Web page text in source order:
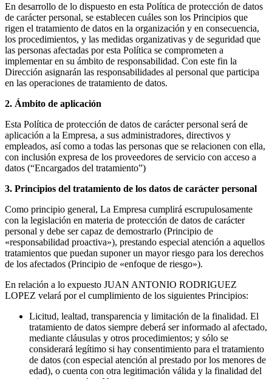
En desarrollo de lo dispuesto en esta Política de protección de datos
de carácter personal, se establecen cuáles son los Principios que
rigen el tratamiento de datos en la organización y en consecuencia,
los procedimientos, y las medidas organizativas y de seguridad que
las personas afectadas por esta Política se comprometen a
implementar en su ámbito de responsabilidad. Con este fin la
Dirección asignarán las responsabilidades al personal que participa
en las operaciones de tratamiento de datos.
2. Ámbito de aplicación
Esta Política de protección de datos de carácter personal será de
aplicación a la Empresa, a sus administradores, directivos y
empleados, así como a todas las personas que se relacionen con ella,
con inclusión expresa de los proveedores de servicio con acceso a
datos (“Encargados del tratamiento”)
3. Principios del tratamiento de los datos de carácter personal
Como principio general, La Empresa cumplirá escrupulosamente
con la legislación en materia de protección de datos de carácter
personal y debe ser capaz de demostrarlo (Principio de
«responsabilidad proactiva»), prestando especial atención a aquellos
tratamientos que puedan suponer un mayor riesgo para los derechos
de los afectados (Principio de «enfoque de riesgo»).
En relación a lo expuesto JUAN ANTONIO RODRIGUEZ
LOPEZ velará por el cumplimiento de los siguientes Principios:
Licitud, lealtad, transparencia y limitación de la finalidad. El
tratamiento de datos siempre deberá ser informado al afectado,
mediante cláusulas y otros procedimientos; y sólo se
considerará legítimo si hay consentimiento para el tratamiento
de datos (con especial atención al prestado por los menores de
edad), o cuenta con otra legitimación válida y la finalidad del